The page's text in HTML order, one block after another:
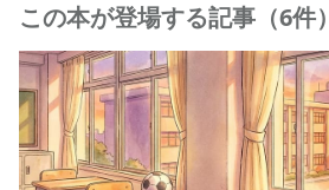
この本が登場する記事（6件）